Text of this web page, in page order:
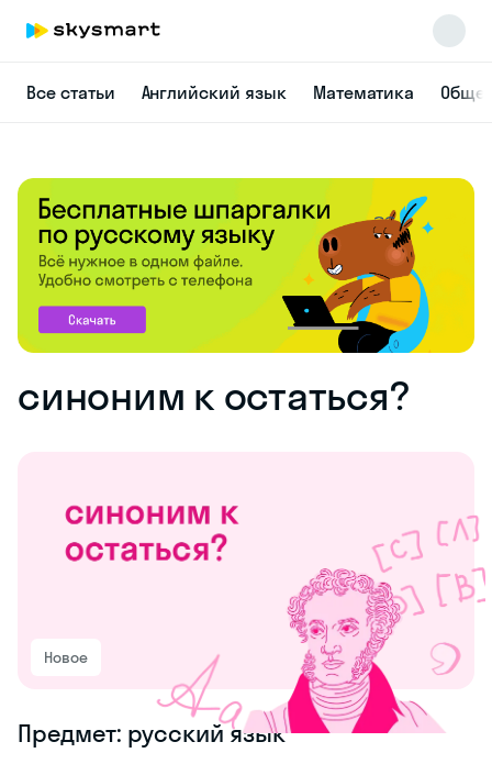
Все статьи Английский язык Математика
синоним к остаться?
Новое
Предмет: русский язык